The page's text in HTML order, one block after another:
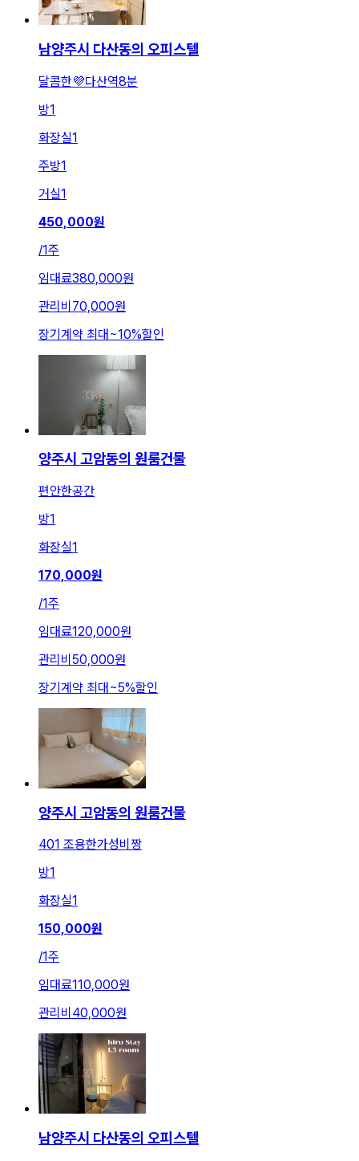
남양주시 다산동의 오피스텔
달콤한💜다산역8분
방1
화장실1
주방1
거실1
450,000원
/1주
임대료380,000원
관리비 70,000원
장기계약 최대~10%할인
양주시 고암동의 원룸건물
편안한공간
방1
화장실1
170,000원
/1주
임대료120,000원
관리비 50,000원
장기계약 최대~5%할인
양주시 고암동의 원룸건물
401 조용한가성비짱
방1
화장실1
150,000원
/1주
임대료110,000원
관리비 40,000원
남양주시 다산동의 오피스텔